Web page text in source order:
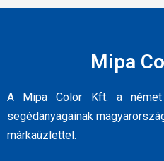
Mipa
A Mipa Color Kft. a
segédanyagainak
márkaüzlettel.